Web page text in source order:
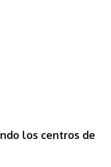
los centros de